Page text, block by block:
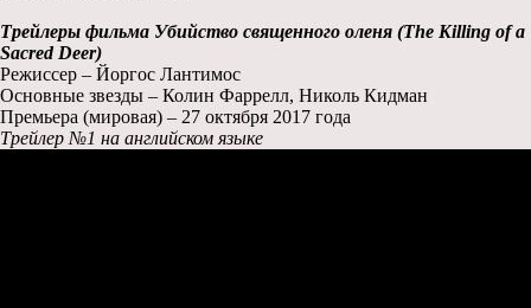
Трейлеры фильма Убийство священного оленя (The Killing of a
Sacred Deer)
Режиссер – Йоргос Лантимос
Основные звезды – Колин Фаррелл, Николь Кидман
Премьера (мировая) – 27 октября 2017 года
Трейлер №1 на английском языке